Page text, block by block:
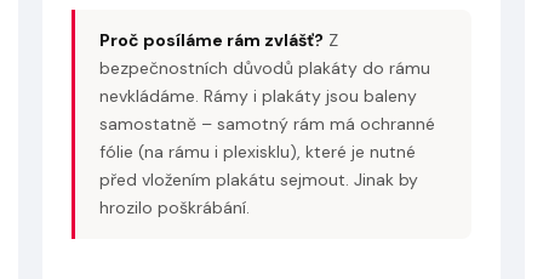
Proč posíláme rám zvlášť? Z
bezpečnostních důvodů plakáty do rámu
nevkládáme. Rámy i plakáty jsou baleny
samostatně – samotný rám má ochranné
fólie (na rámu i plexisklu), které je nutné
před vložením plakátu sejmout. Jinak by
hrozilo poškrábání.